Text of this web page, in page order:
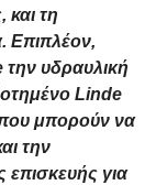
και τη
Επιπλέον,
υδραυλική
Linde
μπορούν να
την
για